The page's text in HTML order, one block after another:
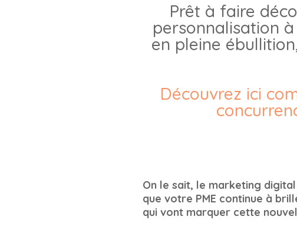
Prêt à faire
personnalisation
en pleine
Découvrez ici
On le sait, le marketing
que votre PME continue à
qui vont marquer cette